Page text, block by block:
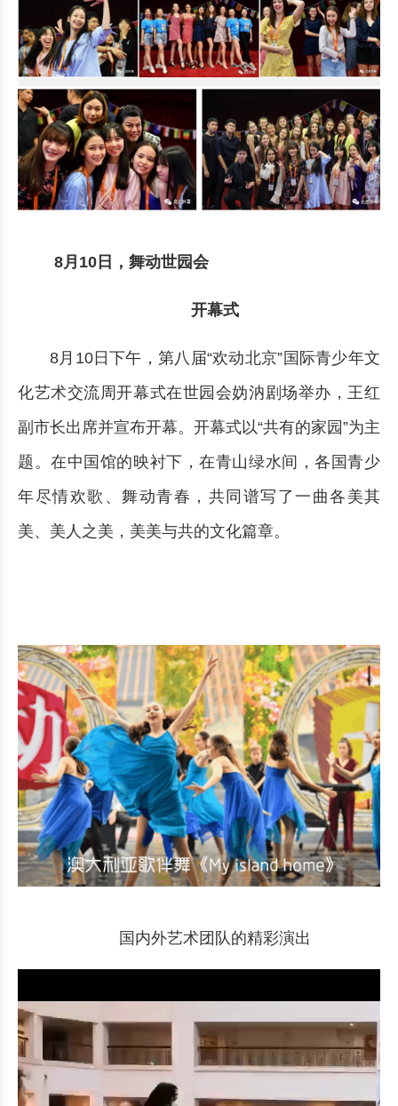
8月10日，舞动世园会
开幕式
8月10日下午，第八届“欢动北京”国际青少年文
化艺术交流周开幕式在世园会妫汭剧场举办，王红
副市长出席并宣布开幕。开幕式以“共有的家园”为主
题。在中国馆的映衬下，在青山绿水间，各国青少
年尽情欢歌、舞动青春，共同谱写了一曲各美其
美、美人之美，美美与共的文化篇章。
国内外艺术团队的精彩演出